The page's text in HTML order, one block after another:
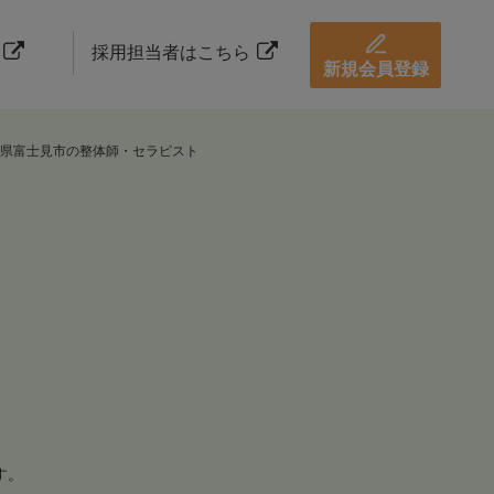
採用担当者はこちら
新規会員登録
富士見市の整体師・セラピスト